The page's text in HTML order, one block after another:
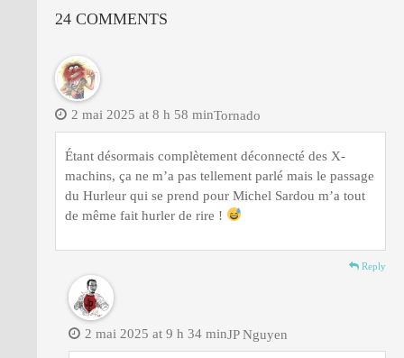
24 COMMENTS
Tornado
2 mai 2025 at 8 h 58 min
Étant désormais complètement déconnecté des X-
machins, ça ne m’a pas tellement parlé mais le passage
du Hurleur qui se prend pour Michel Sardou m’a tout
de même fait hurler de rire !
Reply
JP Nguyen
2 mai 2025 at 9 h 34 min